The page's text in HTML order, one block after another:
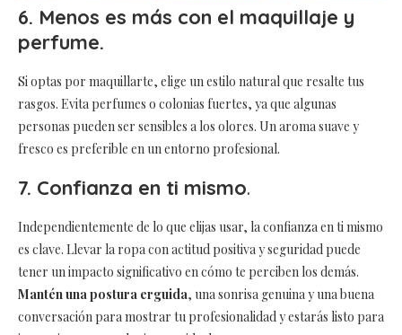
6. Menos es más con el maquillaje y
perfume.
Si optas por maquillarte, elige un estilo natural que resalte tus
rasgos. Evita perfumes o colonias fuertes, ya que algunas
personas pueden ser sensibles a los olores. Un aroma suave y
fresco es preferible en un entorno profesional.
7. Confianza en ti mismo.
Independientemente de lo que elijas usar, la confianza en ti mismo
es clave. Llevar la ropa con actitud positiva y seguridad puede
tener un impacto significativo en cómo te perciben los demás.
Mantén una postura erguida, una sonrisa genuina y una buena
conversación para mostrar tu profesionalidad y estarás listo para